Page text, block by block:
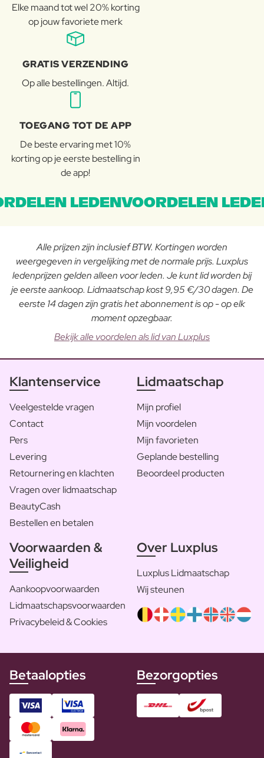
Elke maand tot wel 20% korting
op jouw favoriete merk
GRATIS VERZENDING
Op alle bestellingen. Altijd.
TOEGANG TOT DE APP
De beste ervaring met 10%
korting op je eerste bestelling in
de app!
LEDENVOORDELEN
Alle prijzen zijn inclusief BTW. Kortingen worden
weergegeven in vergelijking met de normale prijs. Luxplus
ledenprijzen gelden alleen voor leden. Je kunt lid worden bij
je eerste aankoop. Lidmaatschap kost 9,95 €/30 dagen. De
eerste 14 dagen zijn gratis het abonnement is op - op elk
moment opzegbaar.
Bekijk alle voordelen als lid van Luxplus
Klantenservice
Veelgestelde vragen
Contact
Pers
Levering
Retournering en klachten
Vragen over lidmaatschap
BeautyCash
Bestellen en betalen
Lidmaatschap
Mijn profiel
Mijn voordelen
Mijn favorieten
Geplande bestelling
Beoordeel producten
Voorwaarden &
Veiligheid
Aankoopvoorwaarden
Lidmaatschapsvoorwaarden
Privacybeleid & Cookies
Over Luxplus
Luxplus Lidmaatschap
Wij steunen
Betaalopties Bezorgopties